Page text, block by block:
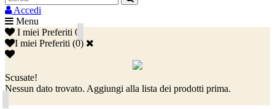
Accedi
Menu
I miei Preferiti 0
I miei Preferiti (0)
Scusate!
Nessun dato trovato. Aggiungi alla lista dei prodotti prima.